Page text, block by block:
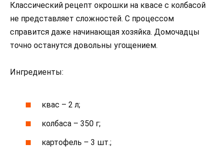
Классический рецепт окрошки на квасе с колбасой
не представляет сложностей. С процессом
справится даже начинающая хозяйка. Домочадцы
точно останутся довольны угощением.
Ингредиенты:
квас – 2 л;
колбаса – 350 г;
картофель – 3 шт.;